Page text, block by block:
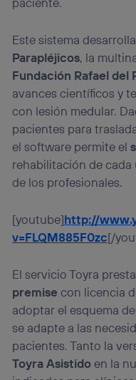
Este sistema
Parapléjicos, la
Fundación Rafael del
avances científicos y
con lesión medular.
pacientes para
el software permite el
rehabilitación de
de los profesionales.
[youtube]http://
v=FLQM885F0zc[/
El servicio Toyra
premise con licencia
adoptar el esquema
se adapte a las
pacientes. Tanto la
Toyra Asistidoen la